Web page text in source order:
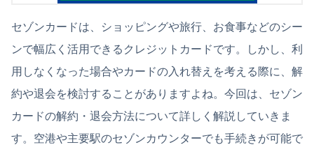
セゾンカードは、ショッピングや旅行、お食事などのシー
ンで幅広く活用できるクレジットカードです。しかし、利
用しなくなった場合やカードの入れ替えを考える際に、解
約や退会を検討することがありますよね。今回は、セゾン
カードの解約・退会方法について詳しく解説していきま
す。空港や主要駅のセゾンカウンターでも手続きが可能で